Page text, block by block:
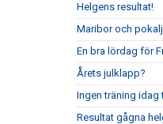
Helgens resultat!
Maribor och
En bra lördag för
Årets julklapp?
Ingen träning idag
Resultat gågna